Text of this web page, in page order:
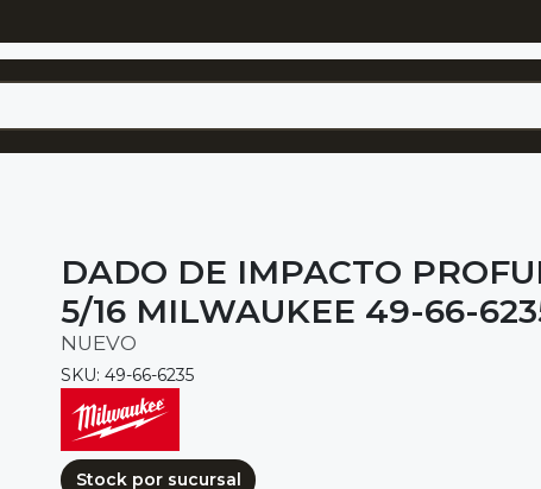
DADO DE IMPACTO
5/16 MILWAUKEE 49-66-
NUEVO
SKU: 49-66-6235
Stock por sucursal